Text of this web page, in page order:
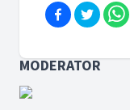
MODERATOR